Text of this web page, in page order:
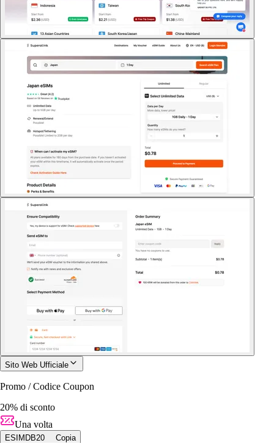
Sito Web Ufficiale
Promo / Codice Coupon
20% di sconto
Una volta
ESIMDB20 Copia